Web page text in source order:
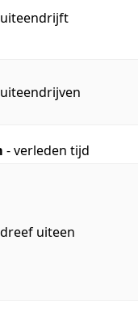
uiteendrijft
uiteendrijven
- verleden tijd
dreef uiteen